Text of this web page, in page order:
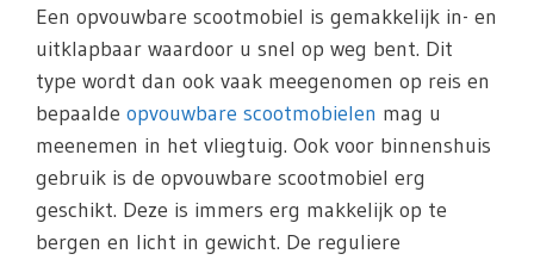
Een opvouwbare scootmobiel is gemakkelijk in- en
uitklapbaar waardoor u snel op weg bent. Dit
type wordt dan ook vaak meegenomen op reis en
bepaalde opvouwbare scootmobielen mag u
meenemen in het vliegtuig. Ook voor binnenshuis
gebruik is de opvouwbare scootmobiel erg
geschikt. Deze is immers erg makkelijk op te
bergen en licht in gewicht. De reguliere